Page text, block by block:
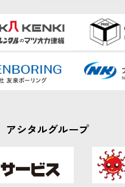
アシタルグループ